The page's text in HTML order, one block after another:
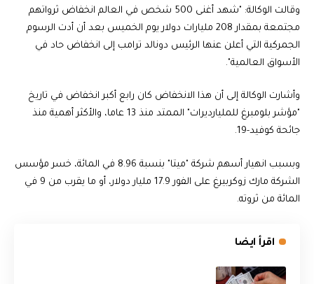
وقالت الوكالة: "شهد أغنى 500 شخص في العالم انخفاض ثرواتهم
مجتمعة بمقدار 208 مليارات دولار يوم الخميس بعد أن أدت الرسوم
الجمركية التي أعلن عنها الرئيس دونالد ترامب إلى انخفاض حاد في
الأسواق العالمية".
وأشارت الوكالة إلى أن هذا الانخفاض كان رابع أكبر انخفاض في تاريخ
"مؤشر بلومبرغ للمليارديرات" الممتد منذ 13 عاما، والأكثر أهمية منذ
جائحة كوفيد-19.
وبسبب انهيار أسهم شركة "ميتا" بنسبة 8.96 في المائة، خسر مؤسس
الشركة مارك زوكربيرغ على الفور 17.9 مليار دولار، أو ما يقرب من 9 في
المائة من ثروته.
اقرأ ايضا